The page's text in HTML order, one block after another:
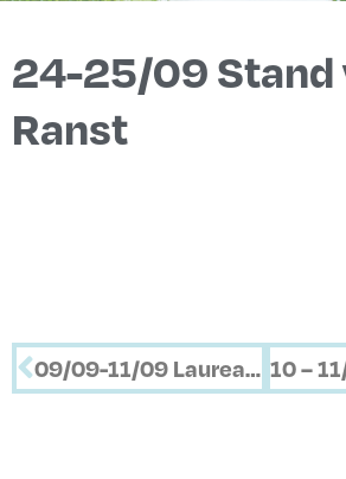
24-25/09 Stand
Ranst
09/09-11/09 Laureatenexpo